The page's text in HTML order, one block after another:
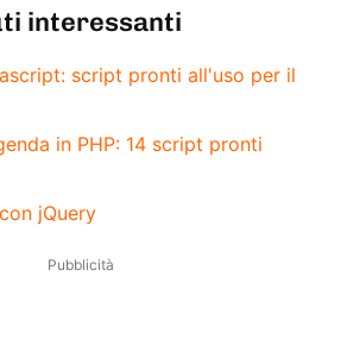
interessanti
script pronti all'uso per il
in PHP: 14 script pronti
jQuery
Pubblicità